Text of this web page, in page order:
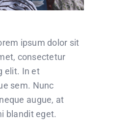
ipsum dolor sit
consectetur
elit. In et
sem. Nunc
augue, at
blandit eget.